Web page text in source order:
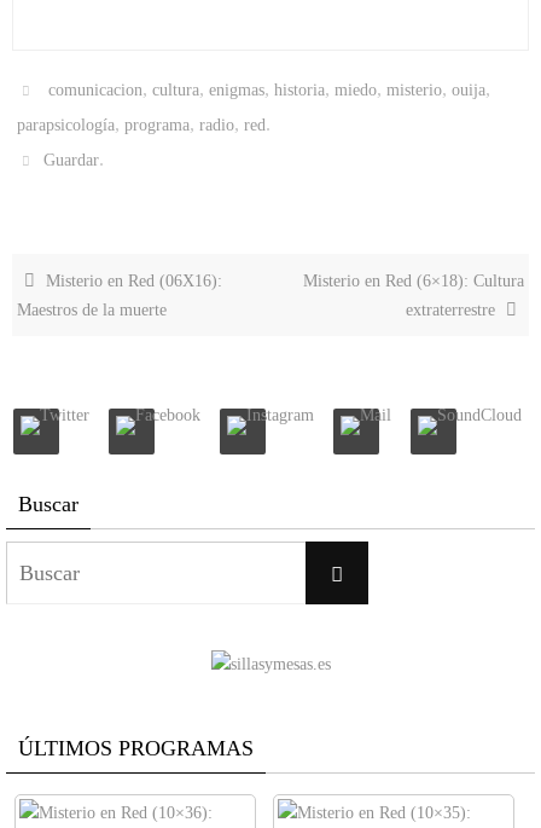
comunicacion,cultura,enigmas,historia,miedo,misterio,ouija,
parapsicología, programa, radio, red.
Guardar.
Misterio en Red (06X16):
Maestros de la muerte
Misterio en Red (6×18): Cultura
extraterrestre
Buscar
Buscar
ÚLTIMOS PROGRAMAS